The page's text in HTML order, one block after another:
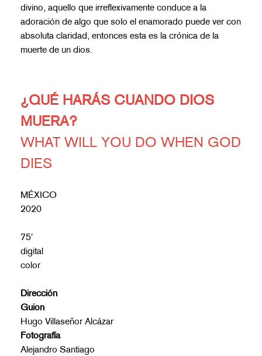
divino, aquello que irreflexivamente conduce a la
adoración de algo que solo el enamorado puede ver con
absoluta claridad, entonces esta es la crónica de la
muerte de un dios.
¿QUÉ HARÁS CUANDO DIOS
MUERA?
WHAT WILL YOU DO WHEN GOD
DIES
MÉXICO
2020
75′
digital
color
Dirección
Guion
Hugo Villaseñor Alcázar
Fotografía
Alejandro Santiago